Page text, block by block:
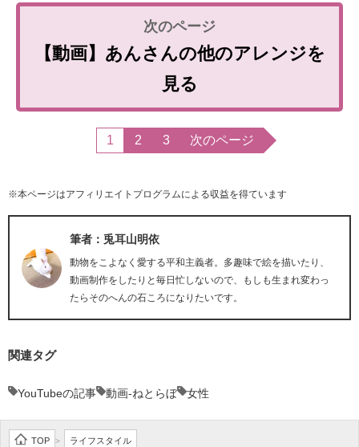
【動画】あんさんの他のアレンジを
見る
1 2 3 次のページ
※本ページはアフィリエイトプログラムによる収益を得ています
筆者：兎耳山明依
動物をこよなく愛する平和主義者。多趣味で絵を描いたり、
動画制作をしたりと毎日忙しないので、もしも生まれ変わっ
たらそのへんの石ころになりたいです。
関連タグ
YouTubeの記事 動画-ねとらぼ 女性
TOP > ライフスタイル